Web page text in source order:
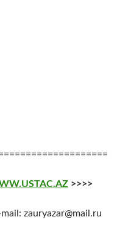
>>>>
zauryazar@mail.ru